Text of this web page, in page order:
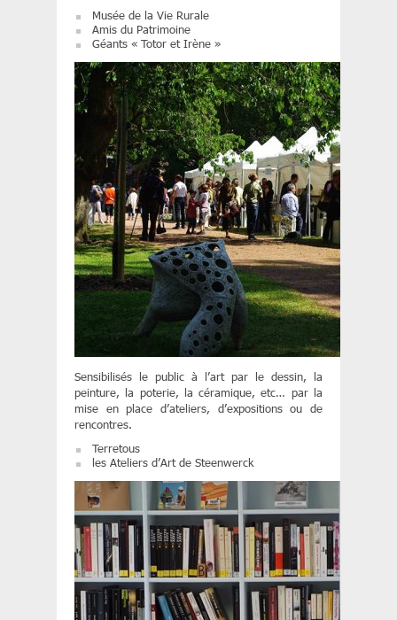
Musée de la Vie Rurale
Amis du Patrimoine
Géants « Totor et Irène »
Sensibilisés le public à l’art par le dessin, la
peinture, la poterie, la céramique, etc… par la
mise en place d’ateliers, d’expositions ou de
rencontres.
Terretous
les Ateliers d’Art de Steenwerck